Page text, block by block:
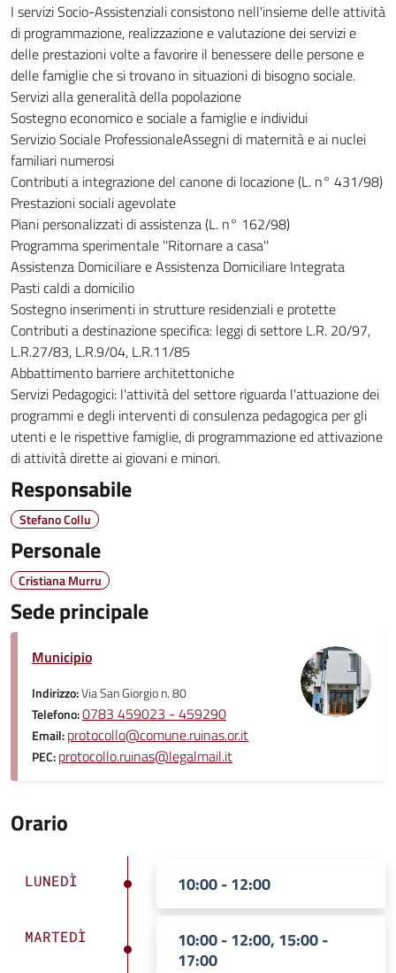
I servizi Socio-Assistenziali consistono nell'insieme delle attività
di programmazione, realizzazione e valutazione dei servizi e
delle prestazioni volte a favorire il benessere delle persone e
delle famiglie che si trovano in situazioni di bisogno sociale.
Servizi alla generalità della popolazione
Sostegno economico e sociale a famiglie e individui
Servizio Sociale ProfessionaleAssegni di maternità e ai nuclei
familiari numerosi
Contributi a integrazione del canone di locazione (L. n° 431/98)
Prestazioni sociali agevolate
Piani personalizzati di assistenza (L. n° 162/98)
Programma sperimentale ''Ritornare a casa''
Assistenza Domiciliare e Assistenza Domiciliare Integrata
Pasti caldi a domicilio
Sostegno inserimenti in strutture residenziali e protette
Contributi a destinazione specifica: leggi di settore L.R. 20/97,
L.R.27/83, L.R.9/04, L.R.11/85
Abbattimento barriere architettoniche
Servizi Pedagogici: l'attività del settore riguarda l'attuazione dei
programmi e degli interventi di consulenza pedagogica per gli
utenti e le rispettive famiglie, di programmazione ed attivazione
di attività dirette ai giovani e minori.
Responsabile
Stefano Collu
Personale
Cristiana Murru
Sede principale
Municipio
Indirizzo:Via San Giorgio n. 80
Telefono:0783 459023 - 459290
Email:protocollo@comune.ruinas.or.it
PEC:protocollo.ruinas@legalmail.it
Orario
LUNEDÌ 10:00 - 12:00
MARTEDÌ
10:00 - 12:00, 15:00 -
17:00